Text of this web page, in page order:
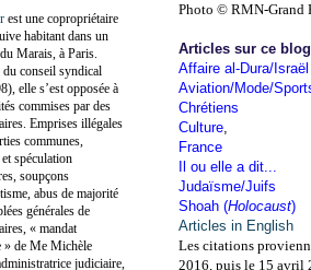
Photo © RMN-Grand
Articles sur ce
Affaire al-Dura/Israël
Aviation/Mode/
Chrétiens
Culture,
France
Il ou elle a dit...
Judaïsme/Juifs
Shoah (Holocaust)
Articles in English
Les citations
2016, puis le 15 avril
est une copropriétaire
habitant dans un
Marais, à Paris.
du conseil syndical
elle s’est opposée à
commises par des
Emprises illégales
communes,
spéculation
soupçons
abus de majorité
générales de
« mandat
» de Me Michèle
judiciaire,